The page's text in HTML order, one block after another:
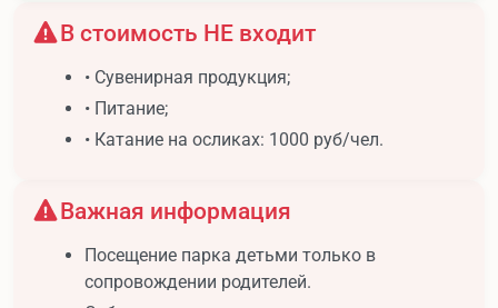
В стоимость НЕ входит
• Сувенирная продукция;
• Питание;
• Катание на осликах: 1000 руб/чел.
Важная информация
Посещение парка детьми только в
сопровождении родителей.